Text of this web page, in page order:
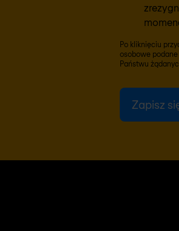
Po kliknięciu
osobowe
Państwu